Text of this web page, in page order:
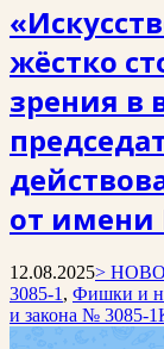
жёстко
зрения в
от имени
12.08.2025>
3085-1 , Фишки и
и закона № 3085-1